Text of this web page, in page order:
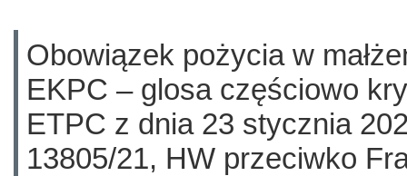
Obowiązek pożycia w
EKPC – glosa częściowo
ETPC z dnia 23 stycznia
13805/21, HW przeciwko